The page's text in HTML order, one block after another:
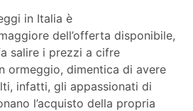
in Italia è
dell’offerta disponibile,
salire i prezzi a cifre
ormeggio, dimentica di avere
infatti, gli appassionati di
l’acquisto della propria